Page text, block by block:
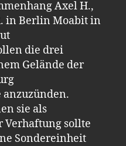
Axel H.,
in Berlin Moabit in
die drei
Gelände der
sie als
Verhaftung sollte
Sondereinheit